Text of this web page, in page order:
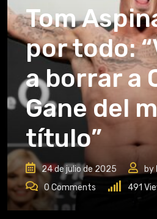
Tom
por todo:
a borrar a
Gane del
título”
24 de julio de 2025 by
0Comments 491